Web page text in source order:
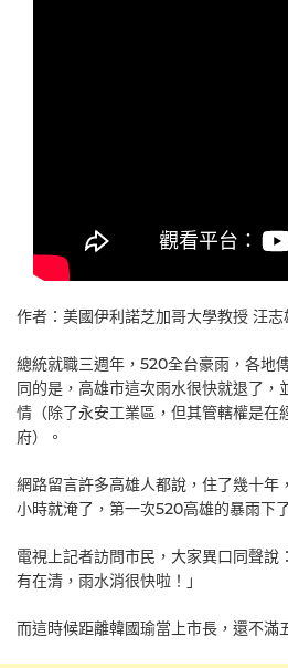
作者：美國伊利諾芝加哥大學教授 汪志
總統就職三週年，520全台豪雨，各地
同的是，高雄市這次雨水很快就退了，
情（除了永安工業區，但其管轄權是在
府）。
網路留言許多高雄人都說，住了幾十年
小時就淹了，第一次520高雄的暴雨下
電視上記者訪問市民，大家異口同聲說
有在清，雨水消很快啦！」
而這時候距離韓國瑜當上市長，還不滿